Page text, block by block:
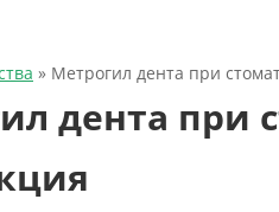
» Метрогил дента при
дента при